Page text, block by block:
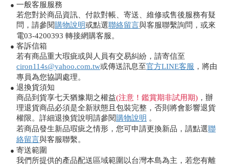
● 一般客服服務
若您對於商品資訊、付款對帳、寄送、維修或售後服務有疑
問，請參閱購物說明或點選聯絡留言與客服聯繫詢問，或來
電03-4200393 轉接網購客服。
● 客訴信箱
若有商品重大瑕疵或與人員有交易糾紛，請寄信至
ciron114s@yahoo.com.tw或傳送訊息至官方LINE客服 ，將由
專員為您協調處理。
● 退換貨須知
商品到貨享七天猶豫期之權益(注意！鑑賞期非試用期) ，辦
理退貨商品必須是全新狀態且包裝完整，否則將會影響退貨
權限。詳細退換貨說明請參閱購物說明 。
若商品發生新品瑕疵之情形，您可申請更換新品，請點選聯
絡留言與客服聯繫。
● 寄送範圍
我們所提供的產品配送區域範圍以台灣本島為主，若您有離